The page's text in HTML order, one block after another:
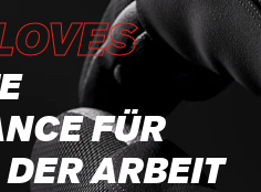
FÜR
ARBEIT